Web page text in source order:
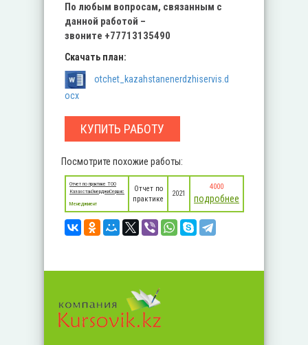
По любым вопросам, связанным с
данной работой –
звоните +77713135490
Скачать план:
otchet_kazahstanenerdzhiservis.d
ocx
КУПИТЬ РАБОТУ
Посмотрите похожие работы:
Отчет по практике ТОО
КазахстанЭнерджиСервис
Менеджмент
Отчет по
практике
2021
4000
подробнее